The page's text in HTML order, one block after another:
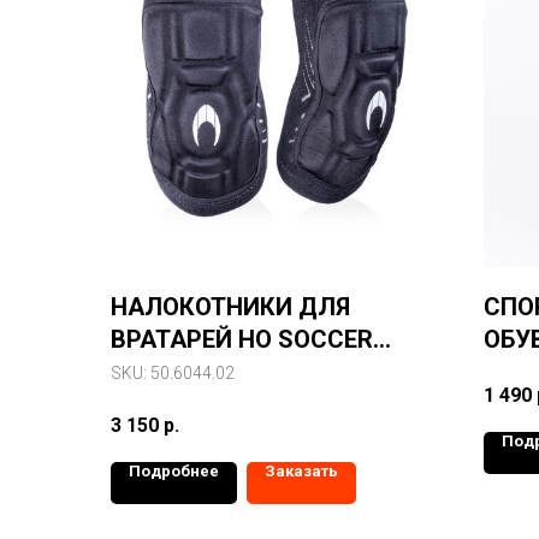
НАЛОКОТНИКИ ДЛЯ
ВРАТАРЕЙ HO SOCCER
COVENANT ELBOW PAD
SKU: 50.6044.02
3 150 р.
Подробнее Заказать
1 490